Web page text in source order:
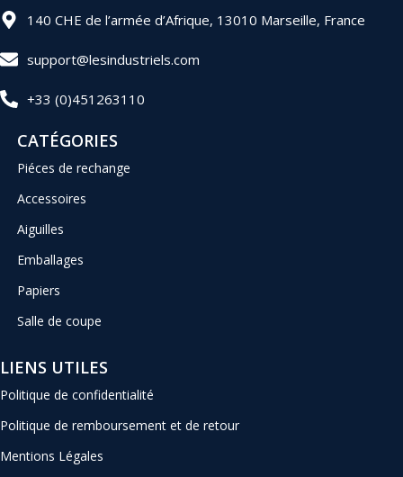
140 CHE de l’armée d’Afrique, 13010 Marseille, France
support@lesindustriels.com
+33 (0)451263110
CATÉGORIES
Piéces de rechange
Accessoires
Aiguilles
Emballages
Papiers
Salle de coupe
LIENS UTILES
Politique de confidentialité
Politique de remboursement et de retour
Mentions Légales